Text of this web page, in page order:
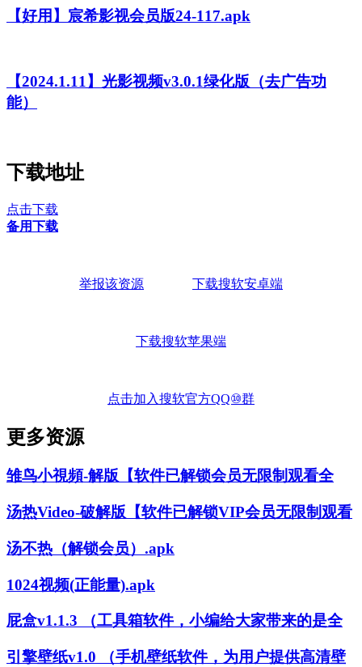
【好用】宸希影视会员版24-117.apk
【2024.1.11】光影视频v3.0.1绿化版（去广告功
能）
下载地址
点击下载
备用下载
举报该资源 下载搜软安卓端
下载搜软苹果端
点击加入搜软官方QQ⑩群
更多资源
雏鸟小視頻-解版【软件已解锁会员无限制观看全
汤热Video-破解版【软件已解锁VIP会员无限制观看
汤不热（解锁会员）.apk
1024视频(正能量).apk
屁盒v1.1.3 （工具箱软件，小编给大家带来的是全
引擎壁纸v1.0 （手机壁纸软件，为用户提供高清壁